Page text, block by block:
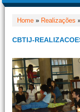
Home » Realizações
CBTIJ-